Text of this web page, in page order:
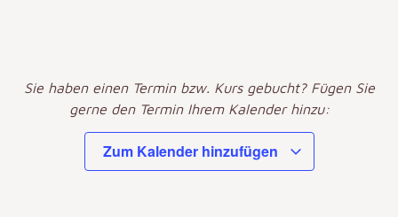
Sie haben einen Termin bzw. Kurs gebucht? Fügen Sie
gerne den Termin Ihrem Kalender hinzu:
Zum Kalender hinzufügen